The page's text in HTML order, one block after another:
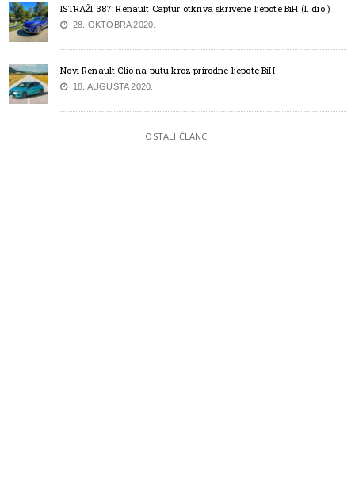
ISTRAŽI 387: Renault Captur otkriva skrivene ljepote BiH (I. dio.)
28. OKTOBRA 2020.
Novi Renault Clio na putu kroz prirodne ljepote BiH
18. AUGUSTA 2020.
OSTALI ČLANCI